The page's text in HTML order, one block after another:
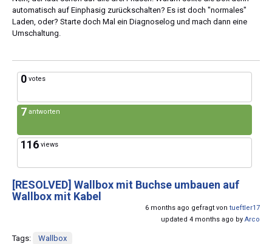
automatisch auf Einphasig zurückschalten? Es ist doch "normales"
Laden, oder? Starte doch Mal ein Diagnoselog und mach dann eine
Umschaltung.
0 votes
7 antworten
116 views
[RESOLVED] Wallbox mit Buchse umbauen auf
Wallbox mit Kabel
6 months ago gefragt von tueftler17
updated 4 months ago by Arco
Tags: Wallbox